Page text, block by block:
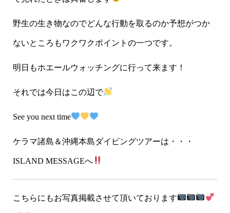
野生の生き物なのでどんな行動を取るのか予想がつか
ないところもワクワクポイントの一つです。
明日もホエールウォッチングに行って来ます！
それでは今日はこの辺で
See you next time
ケラマ諸島＆沖縄本島ダイビングツアーは・・・
ISLAND MESSAGEへ
こちらにもお写真掲載させて頂いております